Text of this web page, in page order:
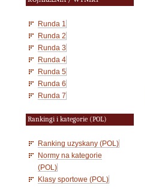
Runda 1
Runda 2
Runda 3
Runda 4
Runda 5
Runda 6
Runda 7
Rankingi i kategorie (POL)
Ranking uzyskany (POL)
Normy na kategorie
(POL)
Klasy sportowe (POL)